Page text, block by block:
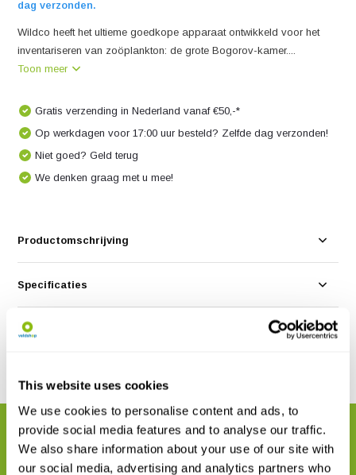
This website uses cookies
We use cookies to personalise content and ads, to
provide social media features and to analyse our traffic.
We also share information about your use of our site with
our social media, advertising and analytics partners who
dag verzonden.
Wildco heeft het ultieme goedkope apparaat ontwikkeld voor het
inventariseren van zoöplankton: de grote Bogorov-kamer....
Toon meer
Gratis verzending in Nederland vanaf €50,-*
Op werkdagen voor 17:00 uur besteld? Zelfde dag verzonden!
Niet goed? Geld terug
We denken graag met u mee!
Productomschrijving
Specificaties
Reviews
GERELATEERDE PRODUCTEN
Maak uw bestelling compleet